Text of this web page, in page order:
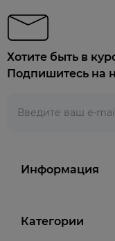
Хотите быть в
Подпишитесь на
Информация
Категории